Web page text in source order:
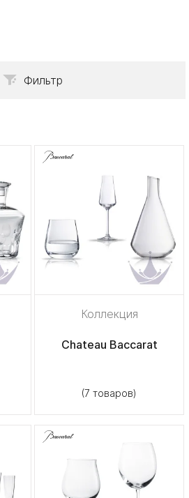
Фильтр
Коллекция
Chateau Baccarat
(7 товаров)